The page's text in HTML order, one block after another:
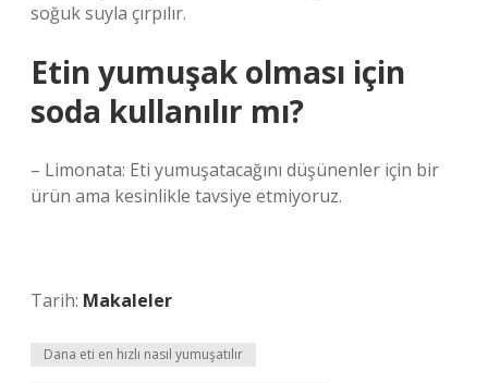
soğuk suyla çırpılır.
Etin yumuşak olması için
soda kullanılır mı?
– Limonata: Eti yumuşatacağını düşünenler için bir
ürün ama kesinlikle tavsiye etmiyoruz.
Tarih: Makaleler
Dana eti en hızlı nasıl yumuşatılır